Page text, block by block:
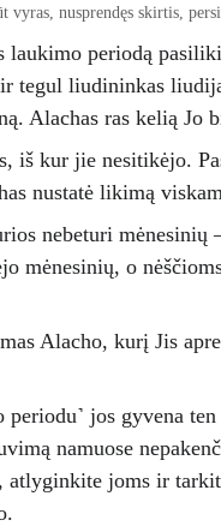
vyras, nusprendęs skirtis,
periodą
tegul liudininkas
Alachas ras kelią Jo
iš kur jie nesitikėjo.
nustatė likimą
nebeturi mėnesinių
mėnesinių, o
Alacho, kurį Jis
jos gyvena
namuose
atlyginkite joms ir